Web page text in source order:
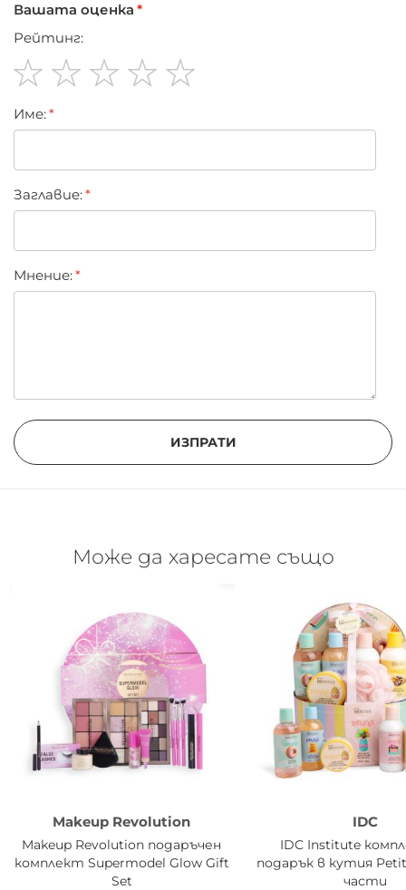
Вашата оценка
Рейтинг:
star
stars
stars
stars
stars
Име:
Заглавиe:
Мнение:
ИЗПРАТИ
Може да харесате също
Makeup Revolution
Makeup Revolution подаръчен
комплект Supermodel Glow Gift
Set
IDC
IDC Institute
подарък в кутия
части